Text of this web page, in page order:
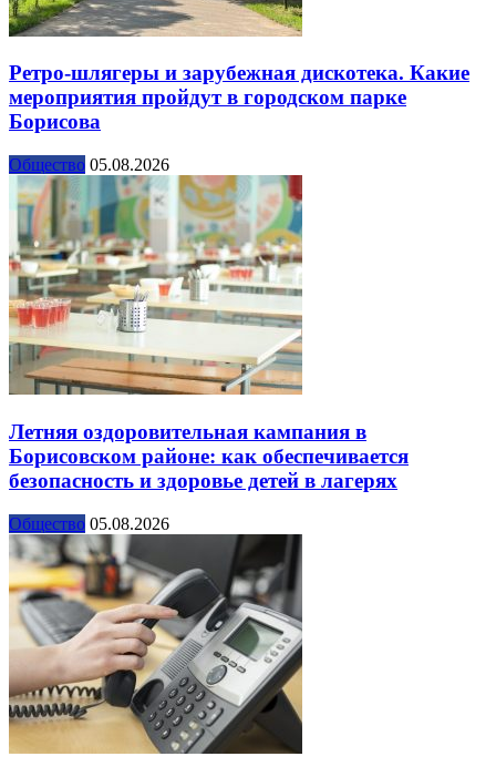
Ретро-шлягеры и зарубежная дискотека. Какие
мероприятия пройдут в городском парке
Борисова
Общество 05.08.2026
Летняя оздоровительная кампания в
Борисовском районе: как обеспечивается
безопасность и здоровье детей в лагерях
Общество 05.08.2026